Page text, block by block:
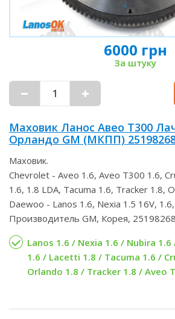
6000 грн
За штуку
Маховик Ланос Авео Т300
Орландо GM (МКПП)
Маховик.
Chevrolet - Aveo 1.6, Aveo T300 1.6,
1.6, 1.8 LDA, Tacuma 1.6, Tracker 1.8,
Daewoo - Lanos 1.6, Nexia 1.5 16V,
Производитель GM, Корея,
Lanos 1.6 / Nexia 1.6 / Nubira
1.6 / Lacetti 1.8 / Tacuma 1.6 /
Orlando 1.8 / Tracker 1.8 / Aveo